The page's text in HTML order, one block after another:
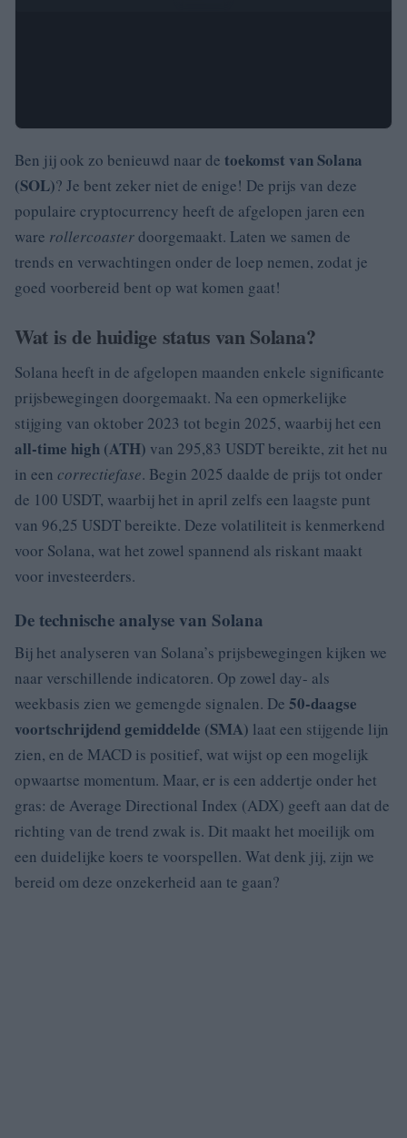
Ben jij ook zo benieuwd naar de toekomst van Solana
(SOL)? Je bent zeker niet de enige! De prijs van deze
populaire cryptocurrency heeft de afgelopen jaren een
ware rollercoasterdoorgemaakt. Laten we samen de
trends en verwachtingen onder de loep nemen, zodat je
goed voorbereid bent op wat komen gaat!
Wat is de huidige status van Solana?
Solana heeft in de afgelopen maanden enkele significante
prijsbewegingen doorgemaakt. Na een opmerkelijke
stijging van oktober 2023 tot begin 2025, waarbij het een
all-time high (ATH) van 295,83 USDT bereikte, zit het nu
in een correctiefase. Begin 2025 daalde de prijs tot onder
de 100 USDT, waarbij het in april zelfs een laagste punt
van 96,25 USDT bereikte. Deze volatiliteit is kenmerkend
voor Solana, wat het zowel spannend als riskant maakt
voor investeerders.
De technische analyse van Solana
Bij het analyseren van Solana’s prijsbewegingen kijken we
naar verschillende indicatoren. Op zowel day- als
weekbasis zien we gemengde signalen. De 50-daagse
voortschrijdend gemiddelde (SMA) laat een stijgende lijn
zien, en de MACD is positief, wat wijst op een mogelijk
opwaartse momentum. Maar, er is een addertje onder het
gras: de Average Directional Index (ADX) geeft aan dat de
richting van de trend zwak is. Dit maakt het moeilijk om
een duidelijke koers te voorspellen. Wat denk jij, zijn we
bereid om deze onzekerheid aan te gaan?